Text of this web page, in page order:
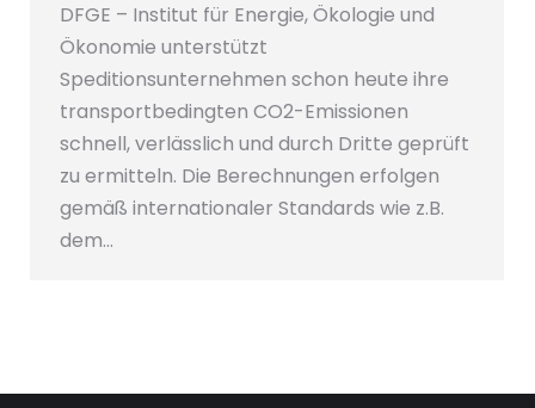
DFGE – Institut für Energie, Ökologie und
Ökonomie unterstützt
Speditionsunternehmen schon heute ihre
transportbedingten CO2-Emissionen
schnell, verlässlich und durch Dritte geprüft
zu ermitteln. Die Berechnungen erfolgen
gemäß internationaler Standards wie z.B.
dem…